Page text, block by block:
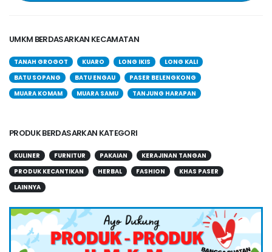
UMKM BERDASARKAN KECAMATAN
TANAH GROGOT KUARO LONG IKIS
LONG KALI
BATU SOPANG
BATU ENGAU
PASER BELENGKONG
MUARA KOMAM
MUARA SAMU TANJUNG HARAPAN
PRODUK BERDASARKAN KATEGORI
KULINER FURNITUR PAKAIAN
KERAJINAN TANGAN
PRODUK KECANTIKAN
HERBAL FASHION
KHAS PASER
LAINNYA